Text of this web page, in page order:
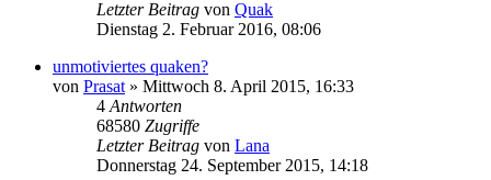
Letzter Beitrag von Quak
Dienstag 2. Februar 2016, 08:06
unmotiviertes quaken?
von Prasat » Mittwoch 8. April 2015, 16:33
4 Antworten
68580 Zugriffe
Letzter Beitrag von Lana
Donnerstag 24. September 2015, 14:18